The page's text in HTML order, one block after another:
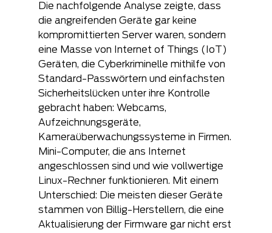
Die nachfolgende Analyse zeigte, dass
die angreifenden Geräte gar keine
kompromittierten Server waren, sondern
eine Masse von Internet of Things (IoT)
Geräten, die Cyberkriminelle mithilfe von
Standard-Passwörtern und einfachsten
Sicherheitslücken unter ihre Kontrolle
gebracht haben: Webcams,
Aufzeichnungsgeräte,
Kameraüberwachungssysteme in Firmen.
Mini-Computer, die ans Internet
angeschlossen sind und wie vollwertige
Linux-Rechner funktionieren. Mit einem
Unterschied: Die meisten dieser Geräte
stammen von Billig-Herstellern, die eine
Aktualisierung der Firmware gar nicht erst